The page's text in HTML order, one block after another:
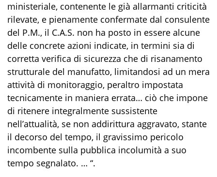
ministeriale, contenente le già allarmanti criticità
rilevate, e pienamente confermate dal consulente
del P.M., il C.A.S. non ha posto in essere alcune
delle concrete azioni indicate, in termini sia di
corretta verifica di sicurezza che di risanamento
strutturale del manufatto, limitandosi ad un mera
attività di monitoraggio, peraltro impostata
tecnicamente in maniera errata… ciò che impone
di ritenere integralmente sussistente
nell’attualità, se non addirittura aggravato, stante
il decorso del tempo, il gravissimo pericolo
incombente sulla pubblica incolumità a suo
tempo segnalato. … “.